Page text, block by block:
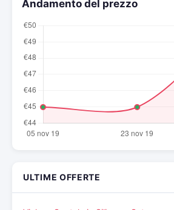
Andamento del prezzo
ULTIME OFFERTE